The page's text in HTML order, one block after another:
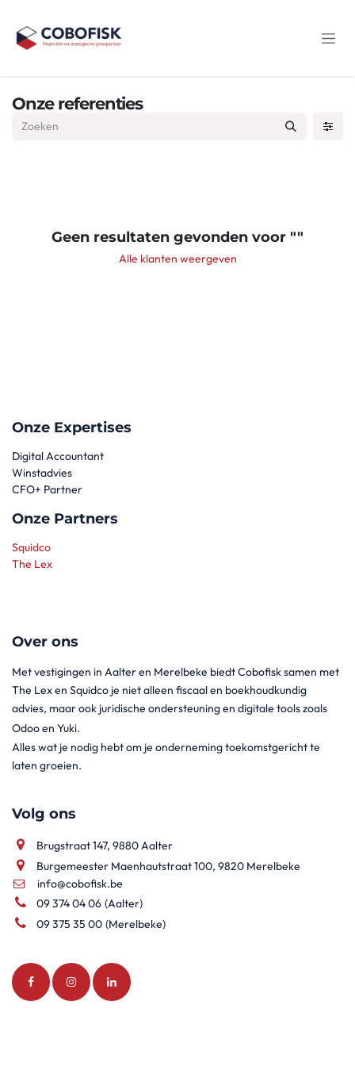
Onze referenties
Geen resultaten gevonden voor ""
Alle klanten weergeven
Onze Expertises
Digital Accountant
Winstadvies
CFO+ Partner
Onze Partners
Squidco
The Lex
Over ons
Met vestigingen in Aalter en Merelbeke biedt Cobofisk samen met
The Lex en Squidco je niet alleen fiscaal en boekhoudkundig
advies, maar ook juridische ondersteuning en digitale tools zoals
Odoo en Yuki.
Alles wat je nodig hebt om je onderneming toekomstgericht te
laten groeien.
Volg ons
Brugstraat 147, 9880 Aalter
Burgemeester Maenhautstraat 100, 9820 Merelbeke
info@cobofisk.be
09 374 04 06 (Aalter)
09 375 35 00 (Merelbeke)